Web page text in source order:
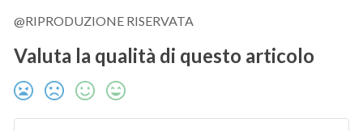
@RIPRODUZIONE RISERVATA
Valuta la qualità di questo articolo